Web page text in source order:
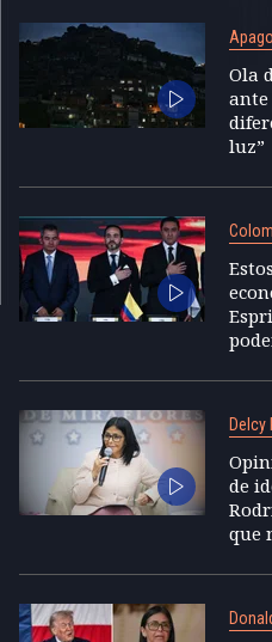
Ola
ante
luz”
Delcy
de
que